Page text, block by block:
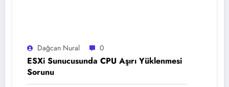
Dağcan Nural 0
ESXi Sunucusunda CPU Aşırı Yüklenmesi
Sorunu